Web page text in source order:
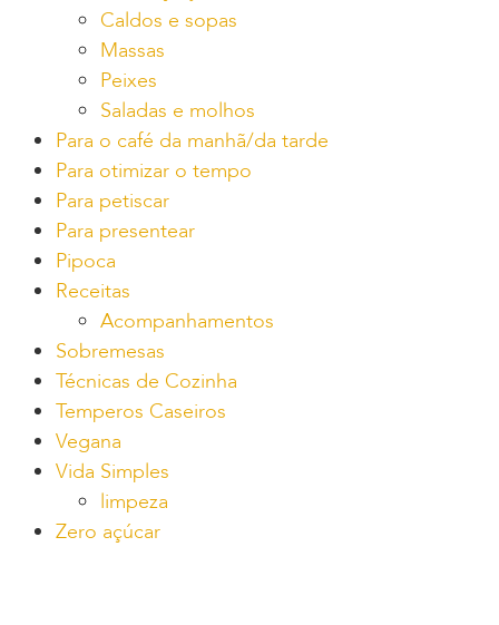
Caldos e sopas
Massas
Peixes
Saladas e molhos
Para o café da manhã/da tarde
Para otimizar o tempo
Para petiscar
Para presentear
Pipoca
Receitas
Acompanhamentos
Sobremesas
Técnicas de Cozinha
Temperos Caseiros
Vegana
Vida Simples
limpeza
Zero açúcar